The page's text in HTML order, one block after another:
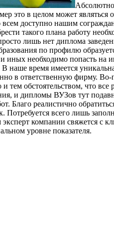
это в целом может являться
доступно нашим
такого плана работу
лишь нет диплома
по профилю
иных необходимо попасть на
наше время имеется
в ответственную фирму.
обстоятельством, что
и дипломы ВУЗов тут
Благо реалистично
всего лишь
компании свяжется с
уровне показателя.